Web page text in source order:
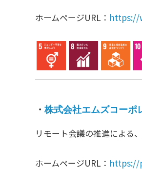
ホームページURL： https://
・株式会社エムズコーポ
リモート会議の推進による
ホームページURL： https://